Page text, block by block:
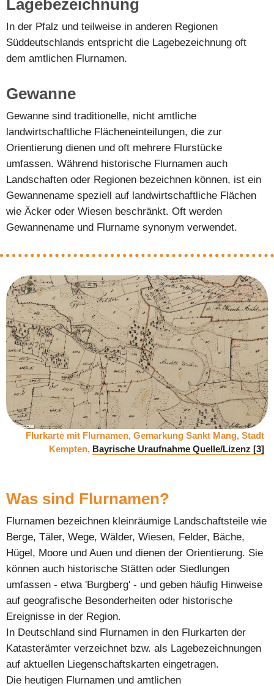
Lagebezeichnung
In der Pfalz und teilweise in anderen Regionen
Süddeutschlands entspricht die Lagebezeichnung oft
dem amtlichen Flurnamen.
Gewanne
Gewanne sind traditionelle, nicht amtliche
landwirtschaftliche Flächeneinteilungen, die zur
Orientierung dienen und oft mehrere Flurstücke
umfassen. Während historische Flurnamen auch
Landschaften oder Regionen bezeichnen können, ist ein
Gewannename speziell auf landwirtschaftliche Flächen
wie Äcker oder Wiesen beschränkt. Oft werden
Gewannename und Flurname synonym verwendet.
Flurkarte mit Flurnamen, Gemarkung Sankt Mang, Stadt
Kempten, Bayrische Uraufnahme Quelle/Lizenz [3]
Was sind Flurnamen?
Flurnamen bezeichnen kleinräumige Landschaftsteile wie
Berge, Täler, Wege, Wälder, Wiesen, Felder, Bäche,
Hügel, Moore und Auen und dienen der Orientierung. Sie
können auch historische Stätten oder Siedlungen
umfassen - etwa 'Burgberg' - und geben häufig Hinweise
auf geografische Besonderheiten oder historische
Ereignisse in der Region.
In Deutschland sind Flurnamen in den Flurkarten der
Katasterämter verzeichnet bzw. als Lagebezeichnungen
auf aktuellen Liegenschaftskarten eingetragen.
Die heutigen Flurnamen und amtlichen